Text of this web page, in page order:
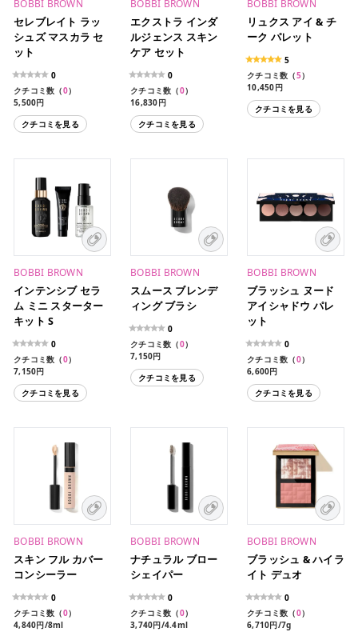
BOBBI BROWN
セレブレイト ラッ
シュズ マスカラ セ
ット
0
クチコミ数（0）
5,500円
クチコミを見る
BOBBI BROWN
エクストラ インダ
ルジェンス スキン
ケア セット
0
クチコミ数（0）
16,830円
クチコミを見る
BOBBI BROWN
リュクス アイ & チ
ーク パレット
5
クチコミ数（5）
10,450円
クチコミを見る
BOBBI BROWN
インテンシブ セラ
ム ミニ スターター
キット S
0
クチコミ数（0）
7,150円
クチコミを見る
BOBBI BROWN
スムース ブレンデ
ィング ブラシ
0
クチコミ数（0）
7,150円
クチコミを見る
BOBBI BROWN
ブラッシュ ヌード
アイシャドウ パレ
ット
0
クチコミ数（0）
6,600円
クチコミを見る
BOBBI BROWN
スキン フル カバー
コンシーラー
0
クチコミ数（0）
4,840円/8ml
BOBBI BROWN
ナチュラル ブロー
シェイパー
0
クチコミ数（0）
3,740円/4.4ml
BOBBI BROWN
ブラッシュ & ハイラ
イト デュオ
0
クチコミ数（0）
6,710円/7g